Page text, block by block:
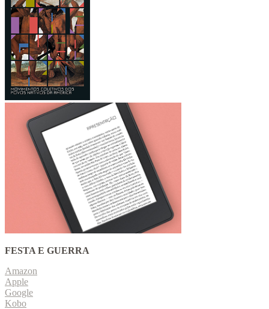
FESTA E GUERRA
Amazon
Apple
Google
Kobo